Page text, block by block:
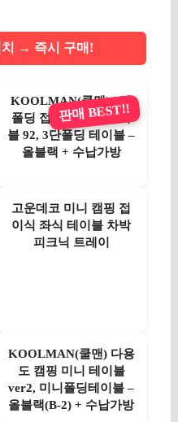
치 → 즉시 구매!
KOOLMAN(쿨맨) 3단
폴딩 접이식 캠핑 테이
블 92, 3단폴딩 테이블 –
올블랙 + 수납가방
판매 BEST!!
고운데코 미니 캠핑 접
이식 좌식 테이블 차박
피크닉 트레이
KOOLMAN(쿨맨) 다용
도 캠핑 미니 테이블
ver2, 미니폴딩테이블 –
올블랙(B-2) + 수납가방